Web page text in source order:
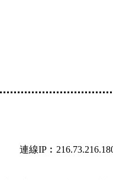
連線